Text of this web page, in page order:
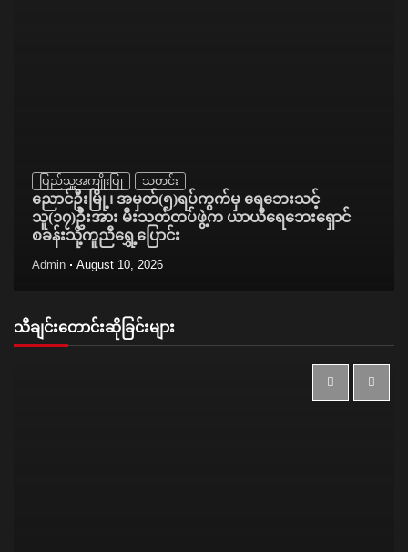
ပြည်သူ့အကျိုးပြု သတင်း
ညောင်ဦးမြို့၊ အမှတ်(၅)ရပ်ကွက်မှ ရေဘေးသင့်
သူ(၁၇)ဦးအား မီးသတ်တပ်ဖွဲ့က ယာယီရေဘေးရှောင်
စခန်းသို့ကူညီရွှေ့ပြောင်း
Admin August 10, 2026
သီချင်းတောင်းဆိုခြင်းများ